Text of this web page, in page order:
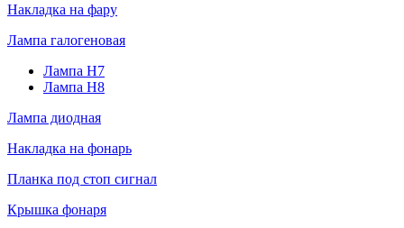
Накладка на фару
Лампа галогеновая
Лампа H7
Лампа H8
Лампа диодная
Накладка на фонарь
Планка под стоп сигнал
Крышка фонаря